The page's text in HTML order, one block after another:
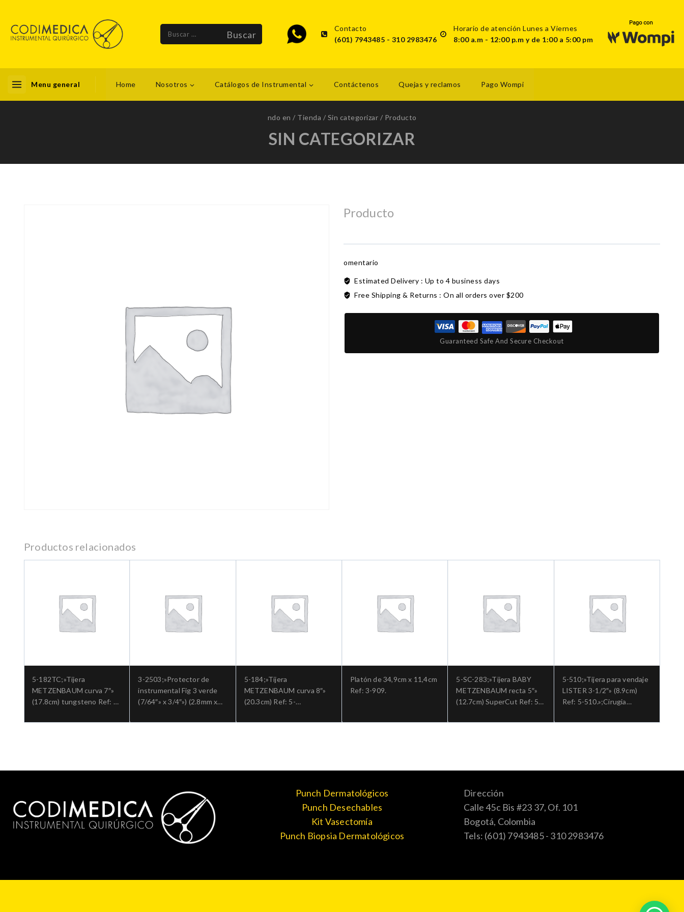
Contacto
(601) 7943485 - 310 2983476
Horario de atención Lunes a Viernes
8:00 a.m - 12:00 p.m y de 1:00 a 5:00 pm
Menu general Home Nosotros Catálogos de Instrumental Contáctenos Quejas y reclamos Pago Wompi
ndo en / Tienda / Sin categorizar / Producto
SIN CATEGORIZAR
Producto
omentario
Estimated Delivery : Up to 4 business days
Free Shipping & Returns : On all orders over $200
Guaranteed Safe And Secure Checkout
Productos relacionados
5-182TC;»Tijera
METZENBAUM curva 7″»
(17.8cm) tungsteno Ref: 5-
3-2503;»Protector de
instrumental Fig 3 verde
(7/64″» x 3/4″») (2.8mm x
Ref: 3-2503″;Cuidado de
5-184;»Tijera
METZENBAUM curva 8″»
(20.3cm) Ref: 5-
Platón de 34,9cm x 11,4cm
Ref: 3-909.
5-SC-283;»Tijera BABY
METZENBAUM recta 5″»
(12.7cm) SuperCut Ref: 5-
5-510;»Tijera para vendaje
LISTER 3-1/2″» (8.9cm)
Ref: 5-510.»;Cirugia
Punch Dermatológicos
Punch Desechables
Kit Vasectomía
Punch Biopsia Dermatológicos
Dirección
Calle 45c Bis #23 37, Of. 101
Bogotá, Colombia
Tels: (601) 7943485 - 310 2983476